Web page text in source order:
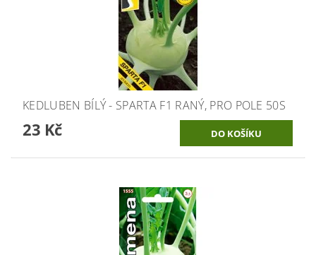
KEDLUBEN BÍLÝ - SPARTA F1 RANÝ, PRO POLE 50S
23 Kč